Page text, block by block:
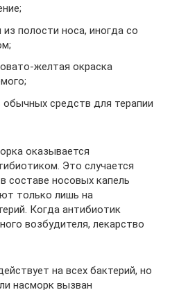
полости носа, иногда со
желтая окраска
средств для терапии
оказывается
Это случается
составе носовых капель
только лишь на
Когда антибиотик
возбудителя, лекарство
на всех бактерий, но
насморк вызван